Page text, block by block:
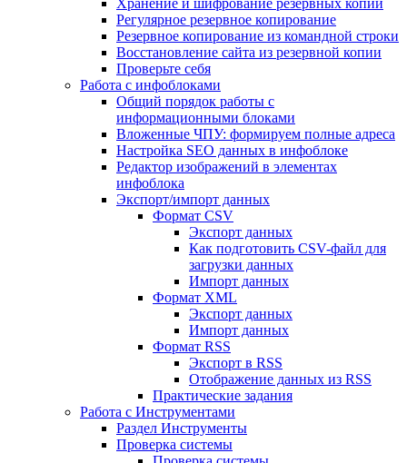
Хранение и шифрование резервных копий
Регулярное резервное копирование
Резервное копирование из командной строки
Восстановление сайта из резервной копии
Проверьте себя
Работа с инфоблоками
Общий порядок работы с
информационными блоками
Вложенные ЧПУ: формируем полные адреса
Настройка SEO данных в инфоблоке
Редактор изображений в элементах
инфоблока
Экспорт/импорт данных
Формат CSV
Экспорт данных
Как подготовить CSV-файл для
загрузки данных
Импорт данных
Формат XML
Экспорт данных
Импорт данных
Формат RSS
Экспорт в RSS
Отображение данных из RSS
Практические задания
Работа с Инструментами
Раздел Инструменты
Проверка системы